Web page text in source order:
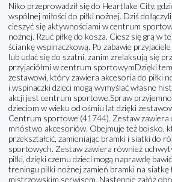
Niko przeprowadził się do Heartlake City,
wspólnej miłości do piłki nożnej. Dziś
cieszyć się aktywnościami w centrum
nożnej. Rzuć piłkę do kosza. Ciesz się grą w
ściankę wspinaczkową. Po zabawie
lub udać się do szatni, zanim zrelaksują się
przyjaciółmi w centrum sportowymDzięki
zestawowi, który zawiera akcesoria do piłki
i wspinaczki dzieci mogą wymyślać własne
akcji jest centrum sportowe.Spraw
dzieciom w wieku od ośmiu lat dzięki
Centrum sportowe (41744). Zestaw zawiera
mnóstwo akcesoriów. Obejmuje też boisko,
przekształcić, zamieniając bramki i siatki do
sportowych. Zestaw zawiera również
piłki, dzięki czemu dzieci mogą naprawdę
treningu piłki nożnej zamień bramki na
mistrzowskim serwisem. Następnie załóż